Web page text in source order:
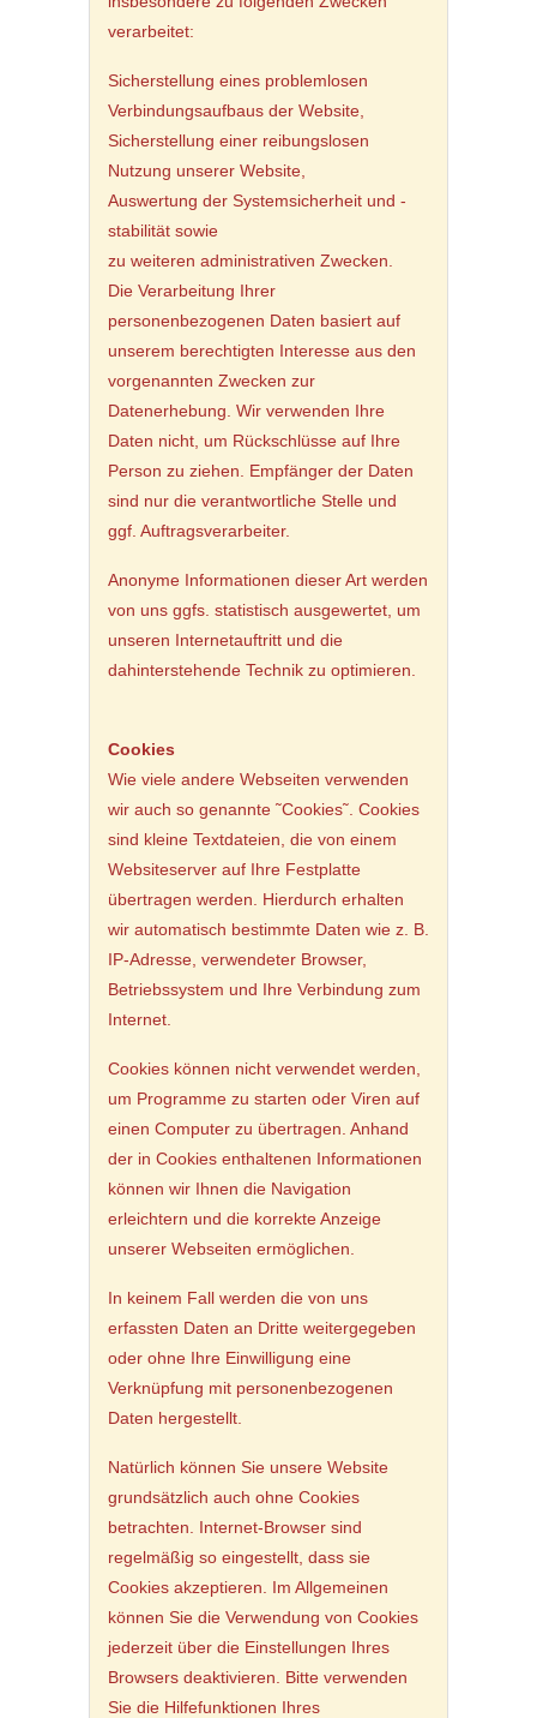
verarbeitet:
Sicherstellung eines problemlosen
Verbindungsaufbaus der Website,
Sicherstellung einer reibungslosen
Nutzung unserer Website,
Auswertung der Systemsicherheit und -
stabilität sowie
zu weiteren administrativen Zwecken.
Die Verarbeitung Ihrer
personenbezogenen Daten basiert auf
unserem berechtigten Interesse aus den
vorgenannten Zwecken zur
Datenerhebung. Wir verwenden Ihre
Daten nicht, um Rückschlüsse auf Ihre
Person zu ziehen. Empfänger der Daten
sind nur die verantwortliche Stelle und
ggf. Auftragsverarbeiter.
Anonyme Informationen dieser Art werden
von uns ggfs. statistisch ausgewertet, um
unseren Internetauftritt und die
dahinterstehende Technik zu optimieren.
Cookies
Wie viele andere Webseiten verwenden
wir auch so genannte ˜Cookies˜. Cookies
sind kleine Textdateien, die von einem
Websiteserver auf Ihre Festplatte
übertragen werden. Hierdurch erhalten
wir automatisch bestimmte Daten wie z. B.
IP-Adresse, verwendeter Browser,
Betriebssystem und Ihre Verbindung zum
Internet.
Cookies können nicht verwendet werden,
um Programme zu starten oder Viren auf
einen Computer zu übertragen. Anhand
der in Cookies enthaltenen Informationen
können wir Ihnen die Navigation
erleichtern und die korrekte Anzeige
unserer Webseiten ermöglichen.
In keinem Fall werden die von uns
erfassten Daten an Dritte weitergegeben
oder ohne Ihre Einwilligung eine
Verknüpfung mit personenbezogenen
Daten hergestellt.
Natürlich können Sie unsere Website
grundsätzlich auch ohne Cookies
betrachten. Internet-Browser sind
regelmäßig so eingestellt, dass sie
Cookies akzeptieren. Im Allgemeinen
können Sie die Verwendung von Cookies
jederzeit über die Einstellungen Ihres
Browsers deaktivieren. Bitte verwenden
Sie die Hilfefunktionen Ihres